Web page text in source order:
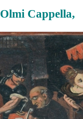
Olmi Cappella,